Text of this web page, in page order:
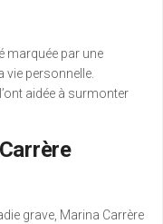
marquée par une
vie personnelle.
aidée à surmonter
grave, Marina Carrère